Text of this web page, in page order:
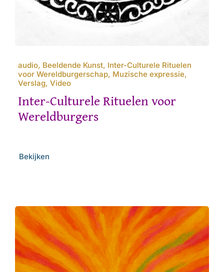
audio, Beeldende Kunst, Inter-Culturele Rituelen
voor Wereldburgerschap, Muzische expressie,
Verslag, Video
Inter-Culturele Rituelen voor
Wereldburgers
Bekijken